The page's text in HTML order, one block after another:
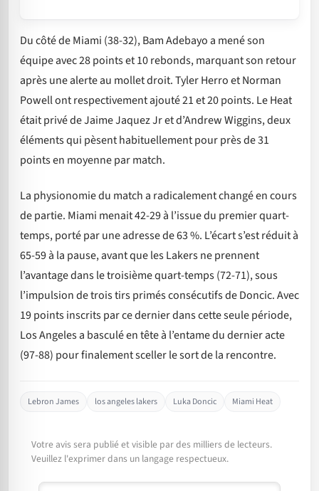
Du côté de Miami (38-32), Bam Adebayo a mené son
équipe avec 28 points et 10 rebonds, marquant son retour
après une alerte au mollet droit. Tyler Herro et Norman
Powell ont respectivement ajouté 21 et 20 points. Le Heat
était privé de Jaime Jaquez Jr et d’Andrew Wiggins, deux
éléments qui pèsent habituellement pour près de 31
points en moyenne par match.
La physionomie du match a radicalement changé en cours
de partie. Miami menait 42-29 à l’issue du premier quart-
temps, porté par une adresse de 63 %. L’écart s’est réduit à
65-59 à la pause, avant que les Lakers ne prennent
l’avantage dans le troisième quart-temps (72-71), sous
l’impulsion de trois tirs primés consécutifs de Doncic. Avec
19 points inscrits par ce dernier dans cette seule période,
Los Angeles a basculé en tête à l’entame du dernier acte
(97-88) pour finalement sceller le sort de la rencontre.
Lebron James los angeles lakers Luka Doncic Miami Heat
Votre avis sera publié et visible par des milliers de lecteurs.
Veuillez l'exprimer dans un langage respectueux.